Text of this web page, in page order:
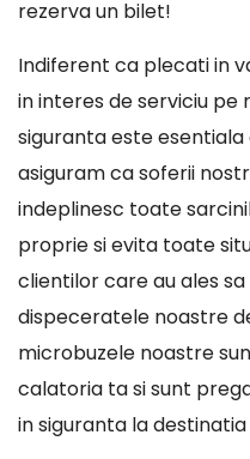
rezerva un bilet!
Indiferent ca plecati in
in interes de serviciu pe
siguranta este
asiguram ca soferii
indeplinesc toate
proprie si evita toate
clientilor care au ales
dispeceratele noastre
microbuzele noastre
calatoria ta si sunt
in siguranta la